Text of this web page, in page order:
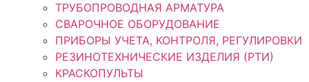
ТРУБОПРОВОДНАЯ АРМАТУРА
СВАРОЧНОЕ ОБОРУДОВАНИЕ
ПРИБОРЫ УЧЕТА, КОНТРОЛЯ, РЕГУЛИРОВКИ
РЕЗИНОТЕХНИЧЕСКИЕ ИЗДЕЛИЯ (РТИ)
КРАСКОПУЛЬТЫ